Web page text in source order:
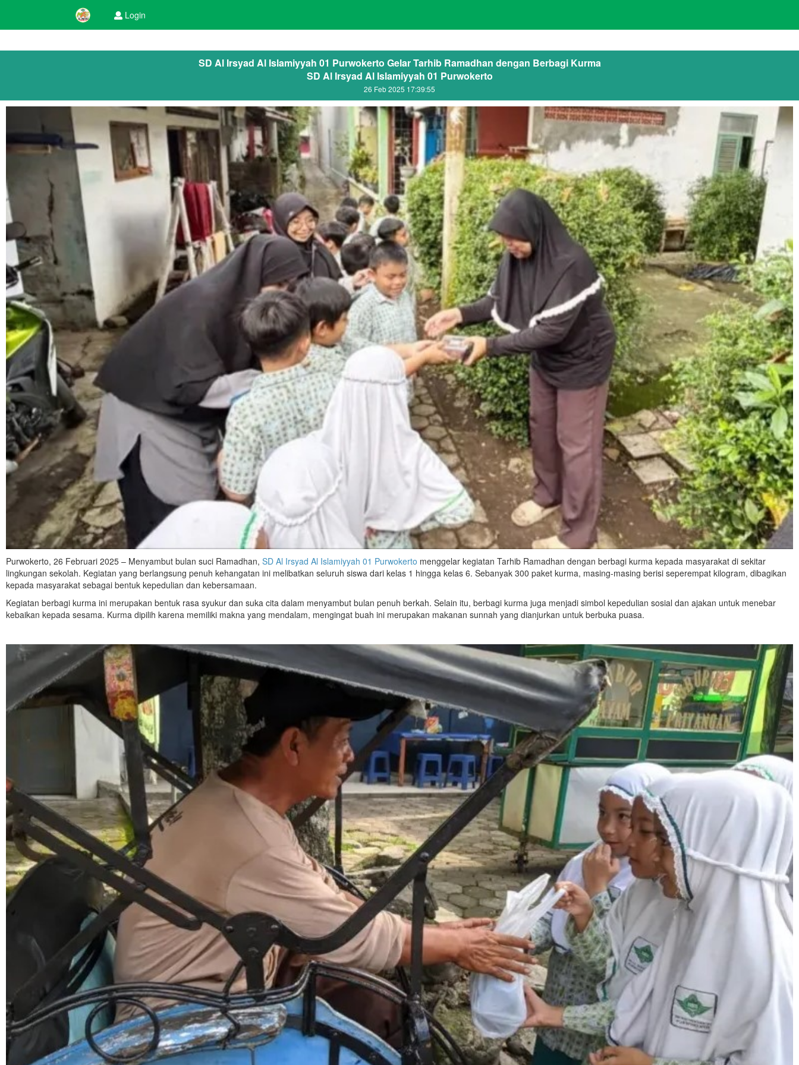
Login
SD Al Irsyad Al Islamiyyah 01 Purwokerto Gelar Tarhib Ramadhan dengan Berbagi Kurma
SD Al Irsyad Al Islamiyyah 01 Purwokerto
26 Feb 2025 17:39:55
Purwokerto, 26 Februari 2025 – Menyambut bulan suci Ramadhan, SD Al Irsyad Al Islamiyyah 01 Purwokerto menggelar kegiatan Tarhib Ramadhan dengan berbagi kurma kepada masyarakat di sekitar
lingkungan sekolah. Kegiatan yang berlangsung penuh kehangatan ini melibatkan seluruh siswa dari kelas 1 hingga kelas 6. Sebanyak 300 paket kurma, masing-masing berisi seperempat kilogram, dibagikan
kepada masyarakat sebagai bentuk kepedulian dan kebersamaan.
Kegiatan berbagi kurma ini merupakan bentuk rasa syukur dan suka cita dalam menyambut bulan penuh berkah. Selain itu, berbagi kurma juga menjadi simbol kepedulian sosial dan ajakan untuk menebar
kebaikan kepada sesama. Kurma dipilih karena memiliki makna yang mendalam, mengingat buah ini merupakan makanan sunnah yang dianjurkan untuk berbuka puasa.